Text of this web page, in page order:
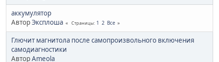
аккумулятор
АвторЭксплоша Страницы 1 2 Все
Глючит магнитола после самопроизвольного включения
самодиагностики
АвторAmeola